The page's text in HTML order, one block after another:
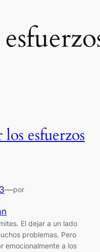
esfuerzos
—por
El dejar a un lado
problemas. Pero
emocionalmente a los